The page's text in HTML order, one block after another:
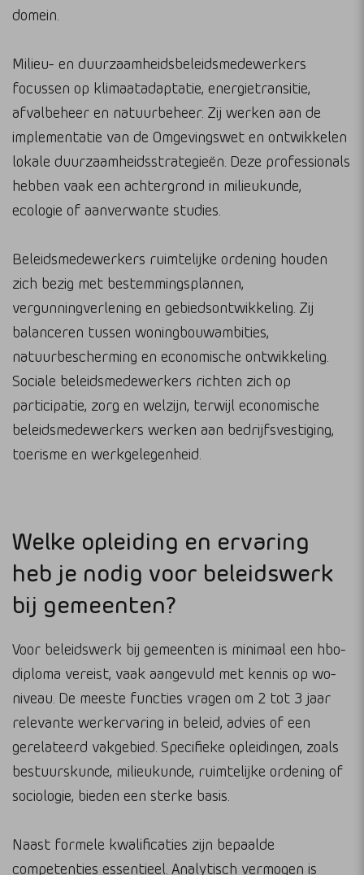
domein.
Milieu- en duurzaamheidsbeleidsmedewerkers
focussen op klimaatadaptatie, energietransitie,
afvalbeheer en natuurbeheer. Zij werken aan de
implementatie van de Omgevingswet en ontwikkelen
lokale duurzaamheidsstrategieën. Deze professionals
hebben vaak een achtergrond in milieukunde,
ecologie of aanverwante studies.
Beleidsmedewerkers ruimtelijke ordening houden
zich bezig met bestemmingsplannen,
vergunningverlening en gebiedsontwikkeling. Zij
balanceren tussen woningbouwambities,
natuurbescherming en economische ontwikkeling.
Sociale beleidsmedewerkers richten zich op
participatie, zorg en welzijn, terwijl economische
beleidsmedewerkers werken aan bedrijfsvestiging,
toerisme en werkgelegenheid.
Welke opleiding en ervaring
heb je nodig voor beleidswerk
bij gemeenten?
Voor beleidswerk bij gemeenten is minimaal een hbo-
diploma vereist, vaak aangevuld met kennis op wo-
niveau. De meeste functies vragen om 2 tot 3 jaar
relevante werkervaring in beleid, advies of een
gerelateerd vakgebied. Specifieke opleidingen, zoals
bestuurskunde, milieukunde, ruimtelijke ordening of
sociologie, bieden een sterke basis.
Naast formele kwalificaties zijn bepaalde
competenties essentieel. Analytisch vermogen is